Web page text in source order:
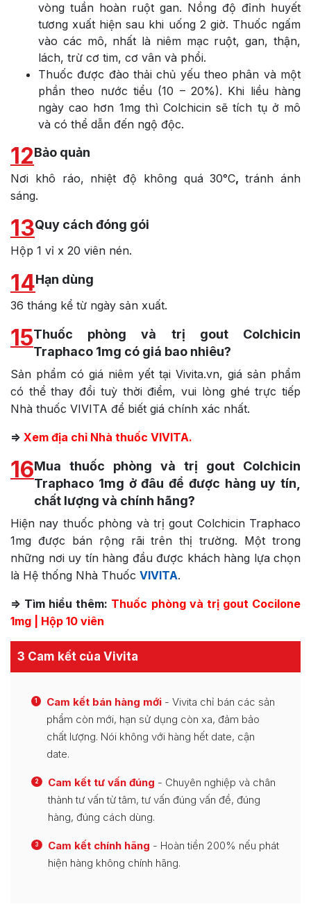
vòng tuần hoàn ruột gan. Nồng độ đỉnh huyết
tương xuất hiện sau khi uống 2 giờ. Thuốc ngấm
vào các mô, nhất là niêm mạc ruột, gan, thận,
lách, trừ cơ tim, cơ vân và phổi.
Thuốc được đào thải chủ yếu theo phân và một
phần theo nước tiểu (10 – 20%). Khi liều hàng
ngày cao hơn 1mg thì Colchicin sẽ tích tụ ở mô
và có thể dẫn đến ngộ độc.
12Bảo quản
Nơi khô ráo, nhiệt độ không quá 30°C,tránh ánh
sáng.
13Quy cách đóng gói
Hộp 1 vỉ x 20 viên nén.
14Hạn dùng
36 tháng kể từ ngày sản xuất.
15Thuốc phòng và trị gout Colchicin
Traphaco 1mg có giá bao nhiêu?
Sản phẩm có giá niêm yết tại Vivita.vn, giá sản phẩm
có thể thay đổi tuỳ thời điểm, vui lòng ghé trực tiếp
Nhà thuốc VIVITA để biết giá chính xác nhất.
=> Xem địa chỉ Nhà thuốc VIVITA.
16Mua thuốc phòng và trị gout Colchicin
Traphaco 1mg ở đâu để được hàng uy tín,
chất lượng và chính hãng?
Hiện nay thuốc phòng và trị gout Colchicin Traphaco
1mg được bán rộng rãi trên thị trường. Một trong
những nơi uy tín hàng đầu được khách hàng lựa chọn
là Hệ thống Nhà Thuốc VIVITA.
=> Tìm hiểu thêm: Thuốc phòng và trị gout Cocilone
1mg | Hộp 10 viên
3 Cam kết của Vivita
1 Cam kết bán hàng mới - Vivita chỉ bán các sản
phẩm còn mới, hạn sử dụng còn xa, đảm bảo
chất lượng. Nói không với hàng hết date, cận
date.
2 Cam kết tư vấn đúng - Chuyên nghiệp và chân
thành tư vấn từ tâm, tư vấn đúng vấn đề, đúng
hàng, đúng cách dùng.
3 Cam kết chính hãng - Hoàn tiền 200% nếu phát
hiện hàng không chính hãng.